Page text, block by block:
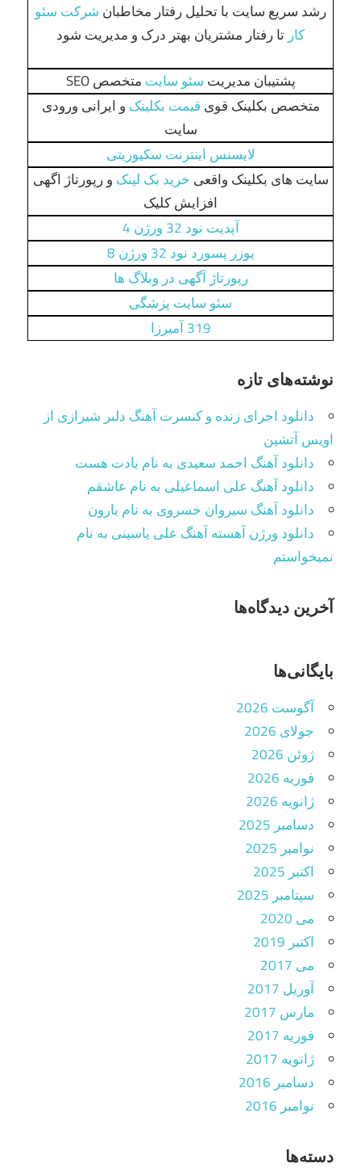
رشد سریع سایت با تحلیل رفتار مخاطبان شرکت سئو
کار تا رفتار مشتریان بهتر درک و مدیریت شود
پشتیبان مدیریت سئو سایت متخصص SEO
متخصص بکلینک قوی قیمت بکلینک و ایرانی ورودی
سایت
لایسنس اینترنت سکیوریتی
سایت های بکلینک واقعی خرید بک لینک و رپورتاژ اگهی
افزایش کلیک
آپدیت نود 32 ورژن 4
یوزر پسورد نود 32 ورژن 8
رپورتاژ آگهی در وبلاگ‌ ها
سئو سایت پزشگی
319 آمیرزا
نوشته‌های تازه
دانلود اجرای زنده و کنسرت آهنگ دلبر شیرازی از
اویس آتشین
دانلود آهنگ احمد سعیدی به نام یادت هست
دانلود آهنگ علی اسماعیلی به نام عاشقم
دانلود آهنگ سیروان خسروی به نام بارون
دانلود ورژن آهسته آهنگ علی یاسینی به نام
نمیخواستم
آخرین دیدگاه‌ها
بایگانی‌ها
آگوست 2026
جولای 2026
ژوئن 2026
فوریه 2026
ژانویه 2026
دسامبر 2025
نوامبر 2025
اکتبر 2025
سپتامبر 2025
می 2020
اکتبر 2019
می 2017
آوریل 2017
مارس 2017
فوریه 2017
ژانویه 2017
دسامبر 2016
نوامبر 2016
دسته‌ها